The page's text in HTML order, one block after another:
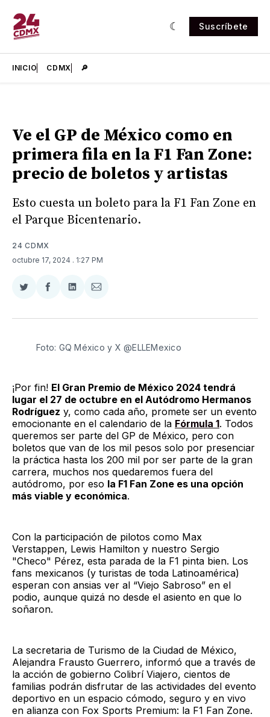
Suscríbete
INICIO CDMX 🔎
Ve el GP de México como en
primera fila en la F1 Fan Zone:
precio de boletos y artistas
Esto cuesta un boleto para la F1 Fan Zone en
el Parque Bicentenario.
24 CDMX
octubre 17, 2024 . 1:27 PM
Compartir
Twitter
Compartir
Facebook
Compartir
LinkedIn
Compartir
Email
Foto: GQ México y X @ELLEMexico
¡Por fin! El Gran Premio de México 2024 tendrá
lugar el 27 de octubre en el Autódromo Hermanos
Rodríguez y, como cada año, promete ser un evento
emocionante en el calendario de la Fórmula 1. Todos
queremos ser parte del GP de México, pero con
boletos que van de los mil pesos solo por presenciar
la práctica hasta los 200 mil por ser parte de la gran
carrera, muchos nos quedaremos fuera del
autódromo, por eso la F1 Fan Zone es una opción
más viable y económica.
Con la participación de pilotos como Max
Verstappen, Lewis Hamilton y nuestro Sergio
"Checo" Pérez, esta parada de la F1 pinta bien. Los
fans mexicanos (y turistas de toda Latinoamérica)
esperan con ansias ver al “Viejo Sabroso” en el
podio, aunque quizá no desde el asiento en que lo
soñaron.
La secretaria de Turismo de la Ciudad de México,
Alejandra Frausto Guerrero, informó que a través de
la acción de gobierno Colibrí Viajero, cientos de
familias podrán disfrutar de las actividades del evento
deportivo en un espacio cómodo, seguro y en vivo
en alianza con Fox Sports Premium: la F1 Fan Zone.